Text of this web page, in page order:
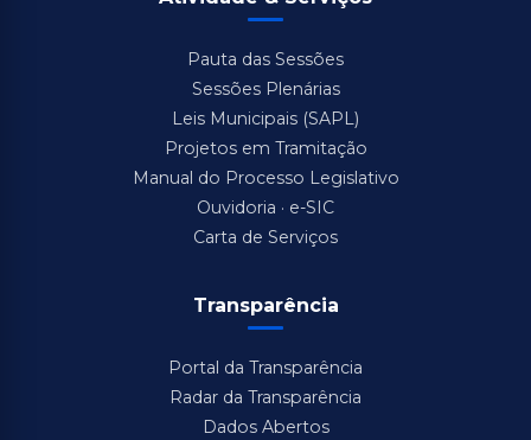
Pauta das Sessões
Sessões Plenárias
Leis Municipais (SAPL)
Projetos em Tramitação
Manual do Processo Legislativo
Ouvidoria · e-SIC
Carta de Serviços
Transparência
Portal da Transparência
Radar da Transparência
Dados Abertos